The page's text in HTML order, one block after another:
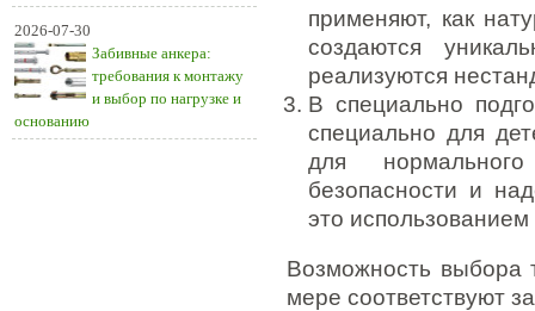
2026-07-30
Забивные анкера:
требования к монтажу
и выбор по нагрузке и
основанию
применяют, как
создаются
реализуются
В специально
специально для
для
безопасности и
это
Возможность выбора
мере соответствуют